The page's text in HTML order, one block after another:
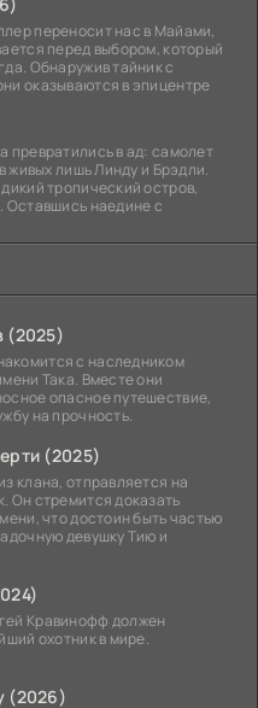
переносит нас в Майами,
перед выбором, который
Обнаружив тайник с
оказываются в эпицентре
превратились в ад: самолет
живых лишь Линду и Брэдли.
тропический остров,
Оставшись наедине с
(2025)
с наследником
Така. Вместе они
опасное путешествие,
на прочность.
(2025)
клана, отправляется на
Он стремится доказать
что достоин быть частью
девушку Тию и
Кравинофф должен
охотник в мире.
(2026)